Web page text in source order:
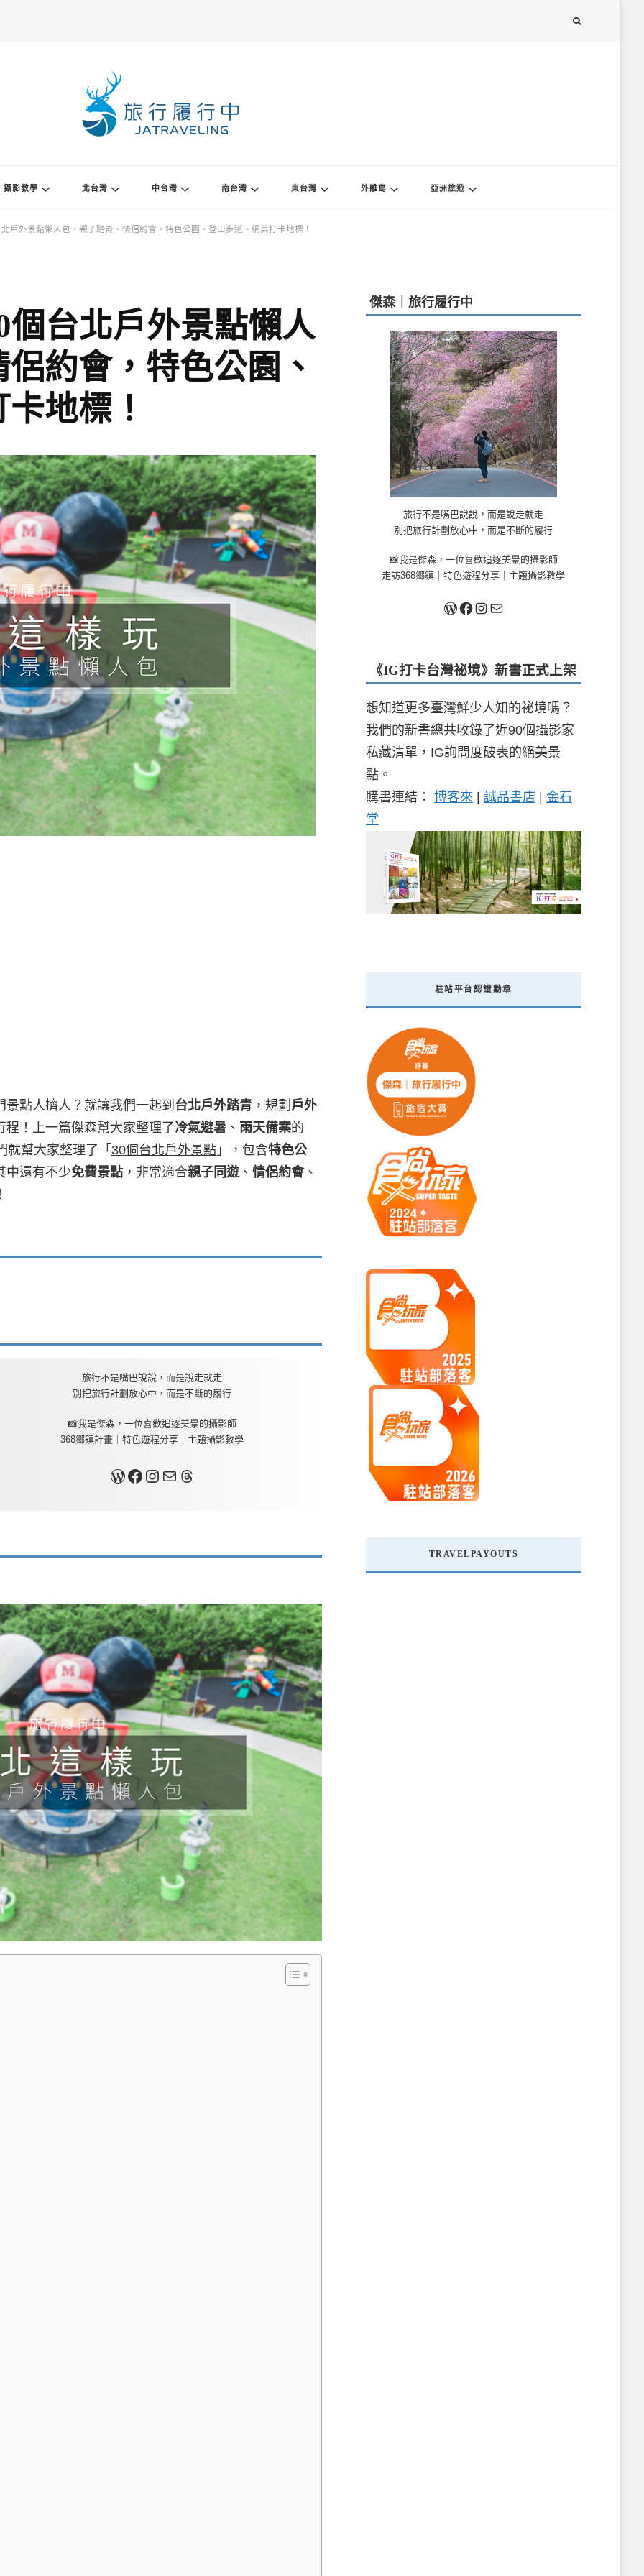
攝影教學 北台灣 中台灣 南台灣 東台灣 外離島 亞洲旅遊
戶外景點懶人包，親子踏青、情侶約會，特色公園、登山步道、網美打卡地標！
台北戶外景點懶人
約會，特色公園、
地標！
點人擠人？就讓我們一起到 台北戶外踏青，規劃 戶外
程！上一篇傑森幫大家整理了冷氣避暑、 雨天備案的
就幫大家整理了「 30個台北戶外景點」，包含特色公
中還有不少免費景點，非常適合親子同遊、 情侶約會、
旅行不是嘴巴說說，而是說走就走
別把旅行計劃放心中，而是不斷的履行
📸我是傑森，一位喜歡追逐美景的攝影師
368鄉鎮計畫｜特色遊程分享｜主題攝影教學
關於我Facebook InstagramMail Threads
傑森｜旅行履行中
旅行不是嘴巴說說，而是說走就走
別把旅行計劃放心中，而是不斷的履行
📸我是傑森，一位喜歡追逐美景的攝影師
走訪368鄉鎮｜特色遊程分享｜主題攝影教學
關於我 Facebook
Instagram
《IG打卡台灣祕境》新書正式上架
想知道更多臺灣鮮少人知的祕境嗎？
我們的新書總共收錄了近90個攝影家
私藏清單，IG詢問度破表的絕美景
點。
購書連結： 博客來 | 誠品書店 | 金石
堂
駐站平台認證勳章
TRAVELPAYOUTS